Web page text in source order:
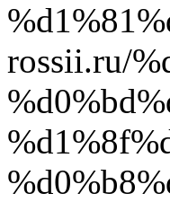
rossii.ru/